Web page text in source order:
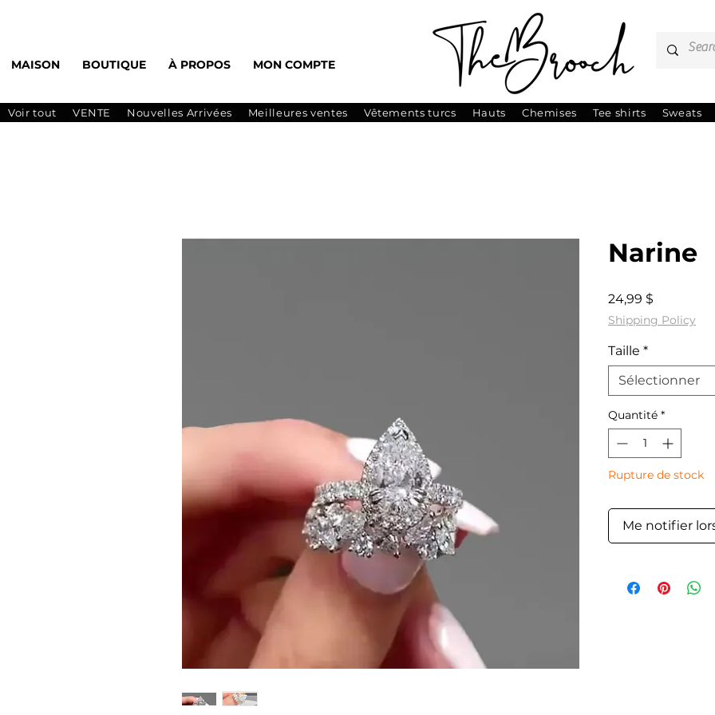
MAISON BOUTIQUE À PROPOS MON COMPTE
Voir tout VENTE Nouvelles Arrivées Meilleures ventes Vêtements turcs Hauts Chemises Tee shirts Sweats
Narine
24,99 $
Shipping Policy
Taille *
Sélectionner
Quantité *
Rupture de stock
Me notifier